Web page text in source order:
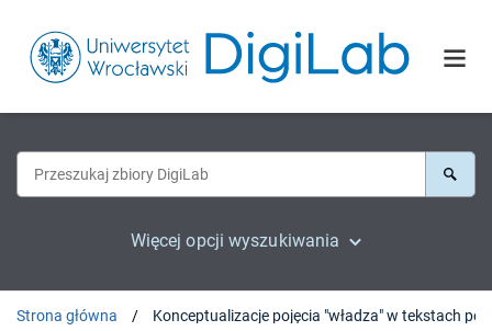
Więcej opcji wyszukiwania
Strona główna